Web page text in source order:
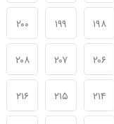
۱۹۸ ۱۹۹ ۲۰۰
۲۰۶ ۲۰۷ ۲۰۸
۲۱۴ ۲۱۵ ۲۱۶